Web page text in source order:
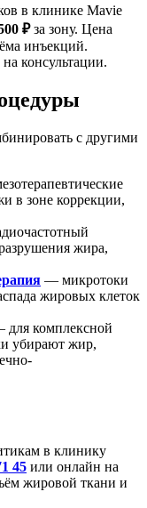
в клинике Mavie
₽за зону. Цена
инъекций.
консультации.
с другими
в зоне коррекции,
жира,
— микротоки
жировых клеток
для комплексной
убирают жир,
в клинику
45 или онлайн на
жировой ткани и